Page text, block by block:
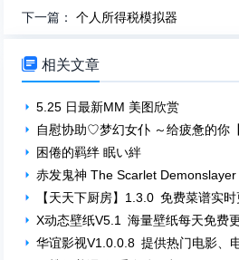
下一篇：个人所得税模拟器
 相关文章
5.25 日最新MM 美图欣赏
自慰协助♡梦幻女仆 ～给疲惫的你
困倦的羁绊 眠い絆
赤发鬼神 The Scarlet Demonslayer
【天天下厨房】1.3.0 免费菜谱实
X动态壁纸V5.1 海量壁纸每天免费
华谊影视V1.0.0.8 提供热门电影、